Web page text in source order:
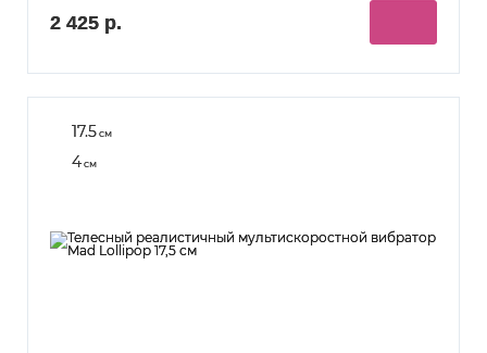
2 425 р.
17.5см
4см